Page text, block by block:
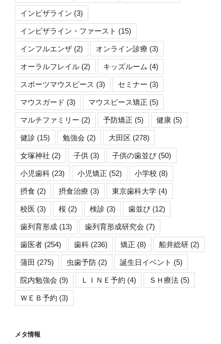
インビザライン (3)
インビザライン・ファースト (15)
インフルエンザ (2) オンライン診療 (3)
オーラルフレイル (2) キッズルーム (4)
スポーツマウスピース (3) セミナー (3)
マウスガード (3) マウスピース矯正 (5)
マルチファミリー (2) 予防矯正 (5) 健康 (5)
健診 (15) 勉強会 (2) 大田区 (278)
女塚神社 (2) 子供 (3) 子供の歯並び (50)
小児歯科 (23) 小児矯正 (52) 小学校 (8)
摂食 (2) 摂食治療 (3) 東京歯科大学 (4)
校医 (3) 桜 (2) 検診 (3) 歯並び (12)
歯列育形成 (13) 歯列育形成研究会 (7)
歯医者 (254) 歯科 (236) 矯正 (8) 船井総研 (2)
蒲田 (275) 虫歯予防 (2) 誕生日イベント (5)
院内勉強会 (9) ＬＩＮＥ予約 (4) ＳＨ療法 (5)
ＷＥＢ予約 (3)
メタ情報